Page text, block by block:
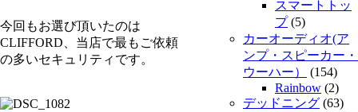
今回もお選び頂いたのは
CLIFFORD、当店で最もご依頼
の多いセキュリティです。
スマートトッ
プ(5)
カーオーディオ(ア
ンプ・スピーカー・
ウーハー）
(154)
Rainbow (2)
デッドニング (63)